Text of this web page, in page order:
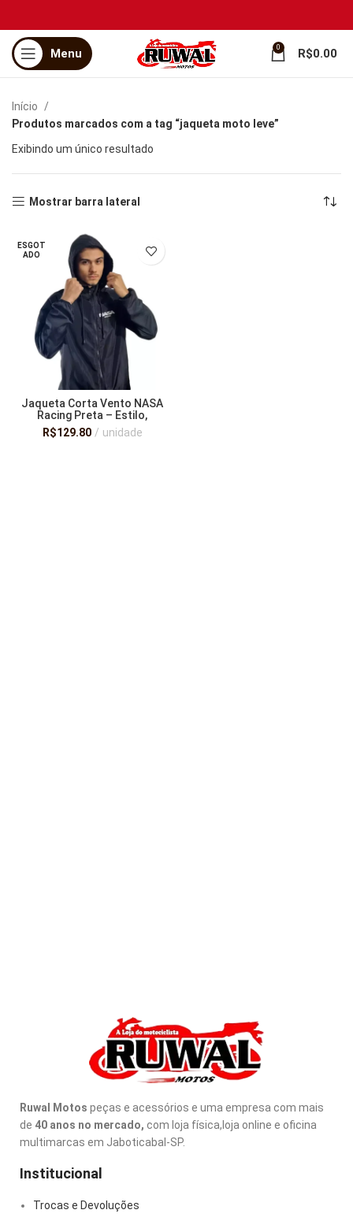
Menu 0 R$0.00
Início
Produtos marcados com a tag “jaqueta moto leve”
Exibindo um único resultado
Mostrar barra lateral
ESGOT
ADO
Jaqueta Corta Vento NASA
Racing Preta – Estilo,
Conforto e Proteção em
Qualquer Ocasião!
R$129.80 unidade
Ruwal Motos peças e acessórios e uma empresa com mais
de 40 anos no mercado, com loja física,loja online e oficina
multimarcas em Jaboticabal-SP.
Institucional
Trocas e Devoluções